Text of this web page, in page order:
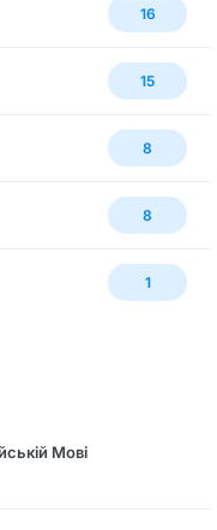
16
15
8
8
1
Мові